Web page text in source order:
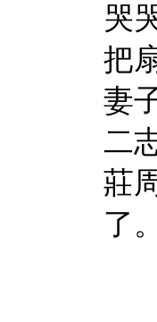
哭
把
妻
二
莊
了。